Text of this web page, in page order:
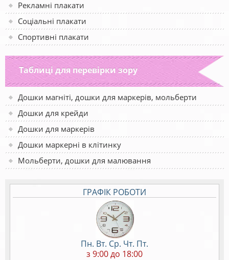
Рекламні плакати
Соціальні плакати
Спортивні плакати
Таблиці для перевірки зору
Дошки магніті, дошки для маркерів, мольберти
Дошки для крейди
Дошки для маркерів
Дошки маркерні в клітинку
Мольберти, дошки для малювання
ГРАФІК РОБОТИ
Пн. Вт. Ср. Чт. Пт.
з 9:00 до 18:00